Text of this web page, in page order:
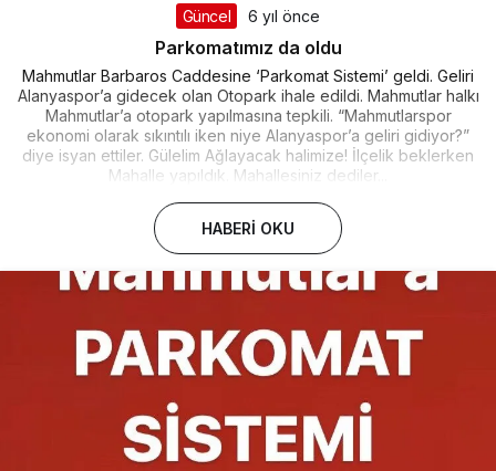
Güncel 6 yıl önce
Parkomatımız da oldu
Mahmutlar Barbaros Caddesine ‘Parkomat Sistemi’ geldi. Geliri
Alanyaspor’a gidecek olan Otopark ihale edildi. Mahmutlar halkı
Mahmutlar’a otopark yapılmasına tepkili. “Mahmutlarspor
ekonomi olarak sıkıntılı iken niye Alanyaspor’a geliri gidiyor?”
diye isyan ettiler. Gülelim Ağlayacak halimize! İlçelik beklerken
Mahalle yapıldık. Mahallesiniz dediler...
HABERI OKU